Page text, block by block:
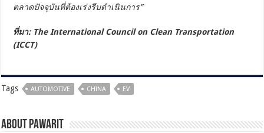
ตลาดปัจจุบันที่ต้องเร่งรีบดำเนินการ”
ที่มา: The International Council on Clean Transportation
(ICCT)
Tags AUTOMOTIVE CHINA EV
About pawarit